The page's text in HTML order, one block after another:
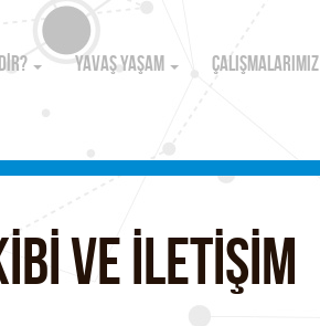
YAVAŞ YAŞAM ÇALIŞMALARIMIZ
VE İLETİŞİM